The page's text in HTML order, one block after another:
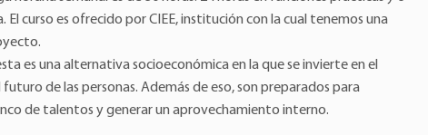
El curso es ofrecido por CIEE, institución con la cual tenemos una
es una alternativa socioeconómica en la que se invierte en el
de las personas. Además de eso, son preparados para
de talentos y generar un aprovechamiento interno.